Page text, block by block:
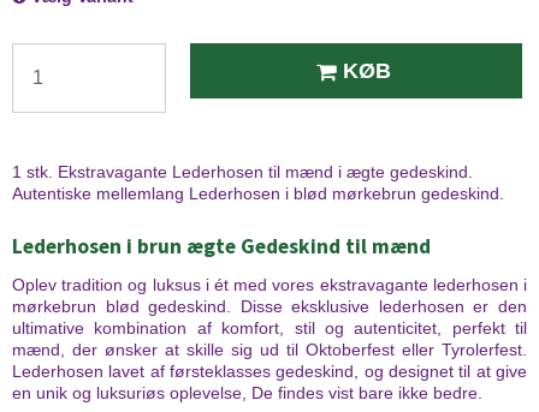
KØB
1 stk. Ekstravagante Lederhosen til mænd i ægte gedeskind.
Autentiske mellemlang Lederhosen i blød mørkebrun gedeskind.
Lederhosen i brun ægte Gedeskind til mænd
Oplev tradition og luksus i ét med vores ekstravagante lederhosen i
mørkebrun blød gedeskind. Disse eksklusive lederhosen er den
ultimative kombination af komfort, stil og autenticitet, perfekt til
mænd, der ønsker at skille sig ud til Oktoberfest eller Tyrolerfest.
Lederhosen lavet af førsteklasses gedeskind, og designet til at give
en unik og luksuriøs oplevelse, De findes vist bare ikke bedre.